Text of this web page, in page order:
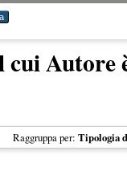
Autore
Raggruppa per: Tipologia